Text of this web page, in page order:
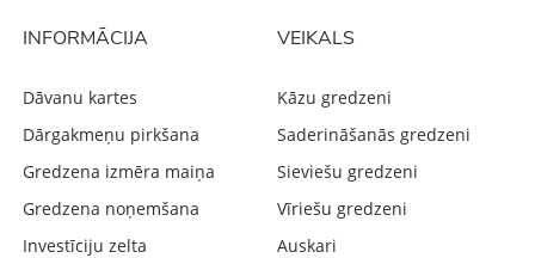
INFORMĀCIJA
Dāvanu kartes
Dārgakmeņu pirkšana
Gredzena izmēra maiņa
Gredzena noņemšana
Investīciju zelta
VEIKALS
Kāzu gredzeni
Saderināšanās gredzeni
Sieviešu gredzeni
Vīriešu gredzeni
Auskari